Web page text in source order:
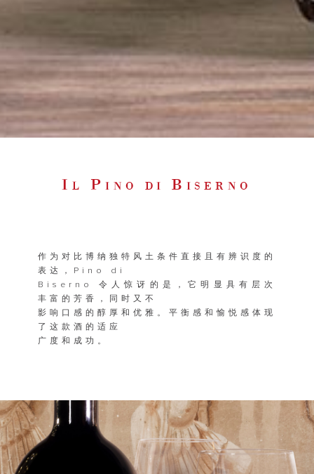
I L P INO DI B ISERNO
作为对比博纳独特风土条件直接且有辨识度的
表达，Pino di
Biserno 令人惊讶的是，它明显具有层次
丰富的芳香，同时又不
影响口感的醇厚和优雅。平衡感和愉悦感体现
了这款酒的适应
广度和成功。